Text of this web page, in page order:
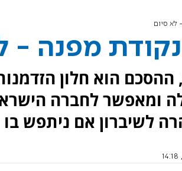
סיום
מפנה -
ההסכם הוא חלון
ומאפשר לחברה
לשיברון אם ניתפש בו